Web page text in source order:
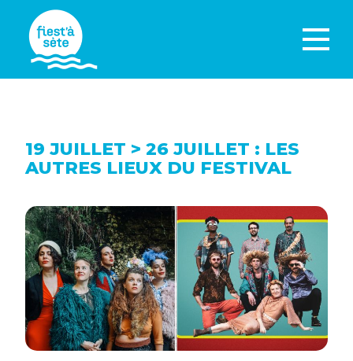
19 JUILLET > 26 JUILLET : LES
AUTRES LIEUX DU FESTIVAL